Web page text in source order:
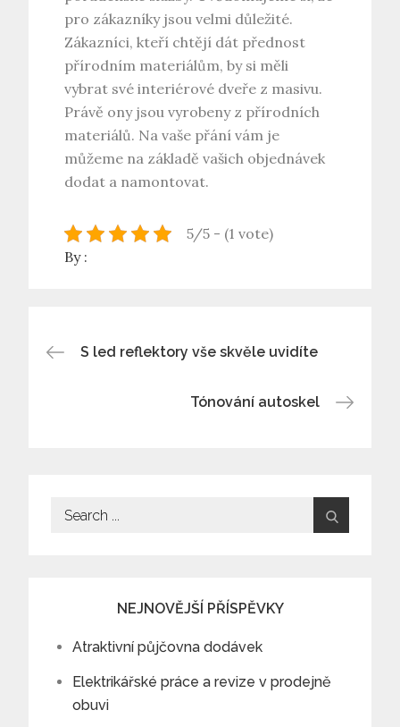
pro zákazníky jsou velmi důležité.
Zákazníci, kteří chtějí dát přednost
přírodním materiálům, by si měli
vybrat své interiérové dveře z masivu.
Právě ony jsou vyrobeny z přírodních
materiálů. Na vaše přání vám je
můžeme na základě vašich objednávek
dodat a namontovat.
5/5 - (1 vote)
By :
Navigace
S led reflektory vše skvěle uvidíte
Tónování autoskel
Search
NEJNOVĚJŠÍ PŘÍSPĚVKY
Atraktivní půjčovna dodávek
Elektrikářské práce a revize v prodejně
obuvi